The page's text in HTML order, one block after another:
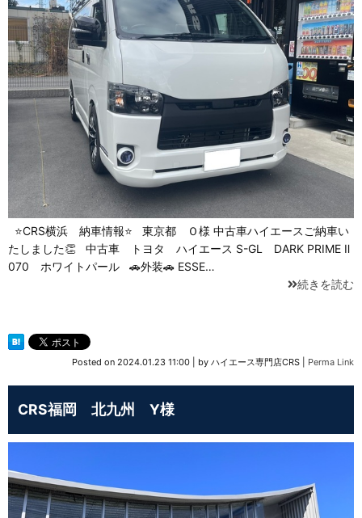
⭐CRS横浜 納車情報⭐ 東京都 Ｏ様 中古車ハイエースご納車い
たしました👏 中古車 トヨタ ハイエース S-GL DARK PRIME Ⅱ
070 ホワイトパール 🚗外装🚗 ESSE…
続きを読む
Posted on 2024.01.23 11:00 by ハイエース専門店CRS Perma Link
CRS福岡 北九州 Y様